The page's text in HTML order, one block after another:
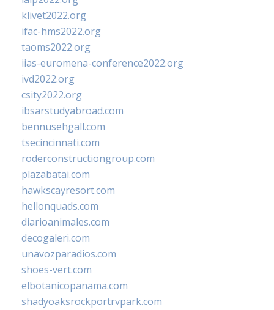
klivet2022.org
ifac-hms2022.org
taoms2022.org
iias-euromena-conference2022.org
ivd2022.org
csity2022.org
ibsarstudyabroad.com
bennusehgall.com
tsecincinnati.com
roderconstructiongroup.com
plazabatai.com
hawkscayresort.com
hellonquads.com
diarioanimales.com
decogaleri.com
unavozparadios.com
shoes-vert.com
elbotanicopanama.com
shadyoaksrockportrvpark.com